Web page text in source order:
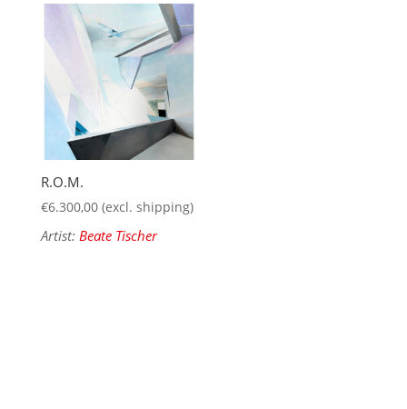
R.O.M.
€6.300,00 (excl. shipping)
Artist: Beate Tischer